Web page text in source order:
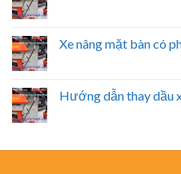
Xe nâng mặt bàn có
Hướng dẫn thay dầu